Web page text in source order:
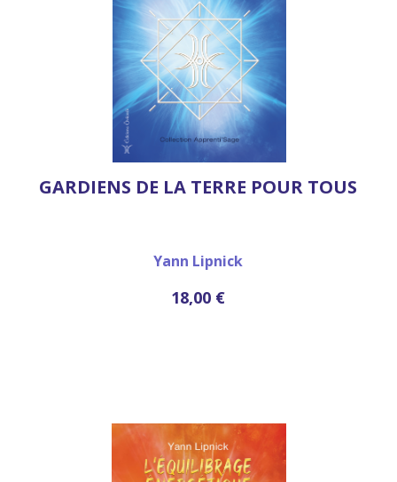
GARDIENS DE LA TERRE POUR TOUS
Yann Lipnick
18,00 €